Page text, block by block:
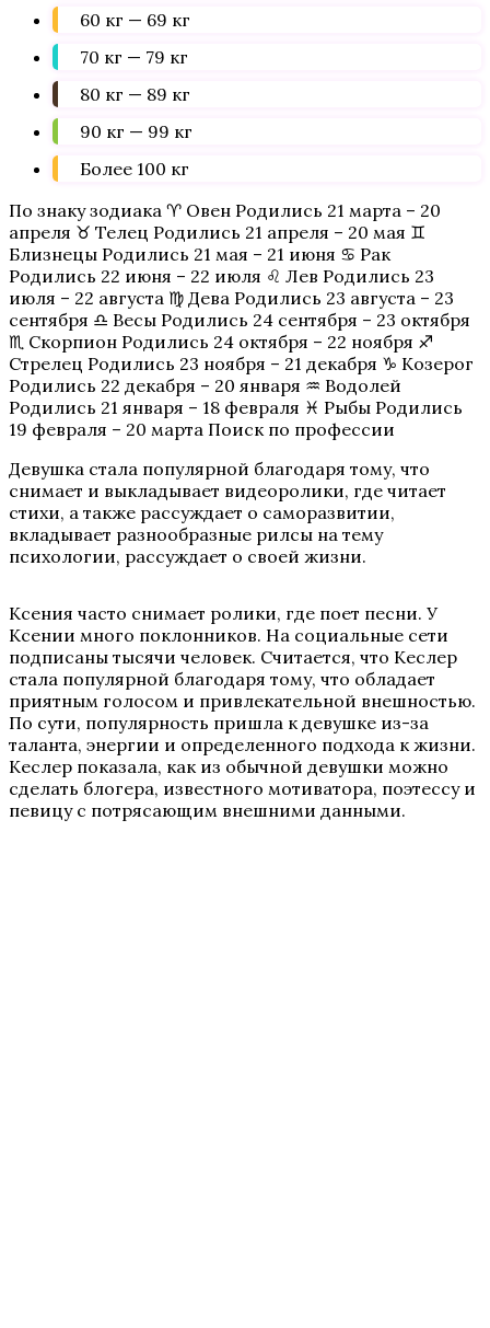
60 кг — 69 кг
70 кг — 79 кг
80 кг — 89 кг
90 кг — 99 кг
Более 100 кг
По знаку зодиака ♈ Овен Родились 21 марта – 20
апреля ♉ Телец Родились 21 апреля – 20 мая ♊
Близнецы Родились 21 мая – 21 июня ♋ Рак
Родились 22 июня – 22 июля ♌ Лев Родились 23
июля – 22 августа ♍ Дева Родились 23 августа – 23
сентября ♎ Весы Родились 24 сентября – 23 октября
♏ Скорпион Родились 24 октября – 22 ноября ♐
Стрелец Родились 23 ноября – 21 декабря ♑ Козерог
Родились 22 декабря – 20 января ♒ Водолей
Родились 21 января – 18 февраля ♓ Рыбы Родились
19 февраля – 20 марта Поиск по профессии
Девушка стала популярной благодаря тому, что
снимает и выкладывает видеоролики, где читает
стихи, а также рассуждает о саморазвитии,
вкладывает разнообразные рилсы на тему
психологии, рассуждает о своей жизни.
Ксения часто снимает ролики, где поет песни. У
Ксении много поклонников. На социальные сети
подписаны тысячи человек. Считается, что Кеслер
стала популярной благодаря тому, что обладает
приятным голосом и привлекательной внешностью.
По сути, популярность пришла к девушке из-за
таланта, энергии и определенного подхода к жизни.
Кеслер показала, как из обычной девушки можно
сделать блогера, известного мотиватора, поэтессу и
певицу с потрясающим внешними данными.